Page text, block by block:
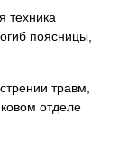
техника
поясницы,
травм,
отделе